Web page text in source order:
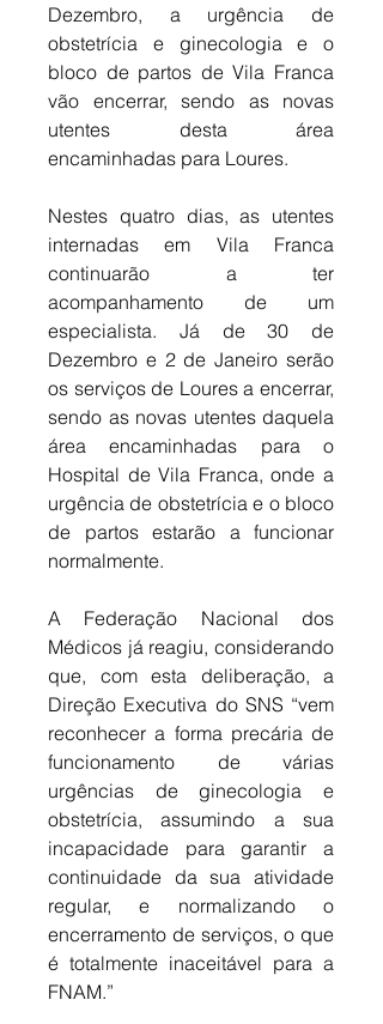
Dezembro, a urgência de
obstetrícia e ginecologia e o
bloco de partos de Vila Franca
vão encerrar, sendo as novas
utentes desta área
encaminhadas para Loures.
Nestes quatro dias, as utentes
internadas em Vila Franca
continuarão a ter
acompanhamento de um
especialista. Já de 30 de
Dezembro e 2 de Janeiro serão
os serviços de Loures a encerrar,
sendo as novas utentes daquela
área encaminhadas para o
Hospital de Vila Franca, onde a
urgência de obstetrícia e o bloco
de partos estarão a funcionar
normalmente.
A Federação Nacional dos
Médicos já reagiu, considerando
que, com esta deliberação, a
Direção Executiva do SNS “vem
reconhecer a forma precária de
funcionamento de várias
urgências de ginecologia e
obstetrícia, assumindo a sua
incapacidade para garantir a
continuidade da sua atividade
regular, e normalizando o
encerramento de serviços, o que
é totalmente inaceitável para a
FNAM.”